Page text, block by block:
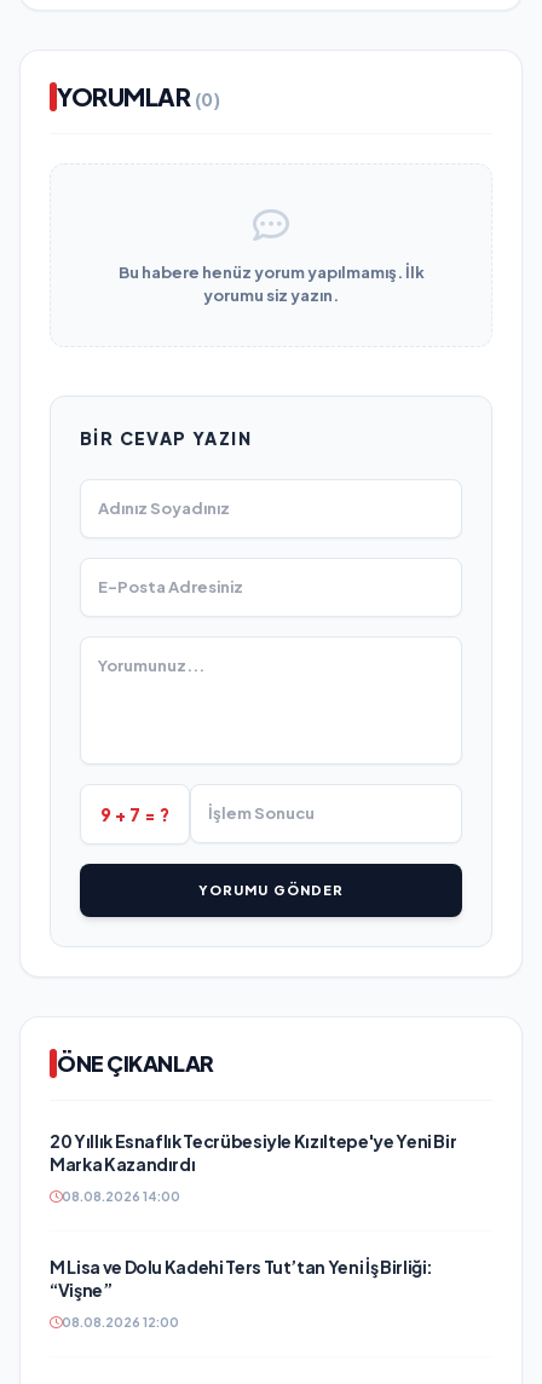
YORUMLAR (0)
Bu habere henüz yorum yapılmamış. İlk
yorumu siz yazın.
BIR CEVAP YAZIN
9 + 7 = ?
YORUMU GÖNDER
ÖNE ÇIKANLAR
20 Yıllık Esnaflık Tecrübesiyle Kızıltepe'ye Yeni Bir
Marka Kazandırdı
08.08.2026 14:00
M Lisa ve Dolu Kadehi Ters Tut’tan Yeni İş Birliği:
“Vişne”
08.08.2026 12:00